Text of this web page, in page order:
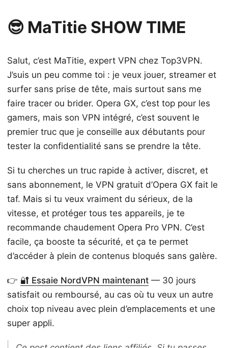
😎 MaTitie SHOW TIME
Salut, c’est MaTitie, expert VPN chez Top3VPN.
J’suis un peu comme toi : je veux jouer, streamer et
surfer sans prise de tête, mais surtout sans me
faire tracer ou brider. Opera GX, c’est top pour les
gamers, mais son VPN intégré, c’est souvent le
premier truc que je conseille aux débutants pour
tester la confidentialité sans se prendre la tête.
Si tu cherches un truc rapide à activer, discret, et
sans abonnement, le VPN gratuit d’Opera GX fait le
taf. Mais si tu veux vraiment du sérieux, de la
vitesse, et protéger tous tes appareils, je te
recommande chaudement Opera Pro VPN. C’est
facile, ça booste ta sécurité, et ça te permet
d’accéder à plein de contenus bloqués sans galère.
👉 🔐 Essaie NordVPN maintenant — 30 jours
satisfait ou remboursé, au cas où tu veux un autre
choix top niveau avec plein d’emplacements et une
super appli.